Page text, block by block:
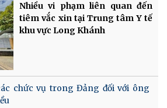
Nhiều vi phạm liên quan đến
tiêm vắc xin tại Trung tâm Y tế
khu vực Long Khánh
chức vụ trong Đảng đối với ông